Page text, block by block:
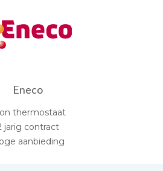
Eneco
thermostaat
jarig contract
aanbieding